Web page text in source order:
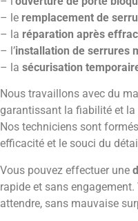
– le remplacement de
– la réparation après
– l’installation de serrures
– la sécurisation
Nous travaillons avec du
garantissant la fiabilité et
Nos techniciens sont
efficacité et le souci du
Vous pouvez effectuer une
rapide et sans
attendre, sans mauvaise